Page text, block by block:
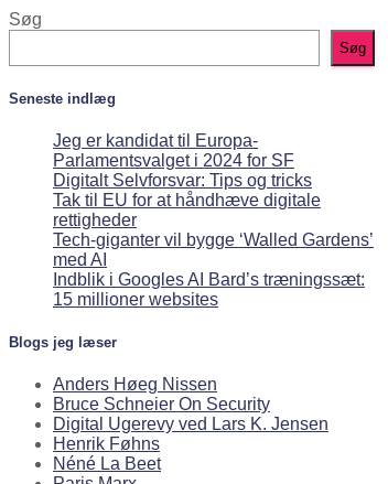
Søg
Søg
Seneste indlæg
Jeg er kandidat til Europa-
Parlamentsvalget i 2024 for SF
Digitalt Selvforsvar: Tips og tricks
Tak til EU for at håndhæve digitale
rettigheder
Tech-giganter vil bygge ‘Walled Gardens’
med AI
Indblik i Googles AI Bard’s træningssæt:
15 millioner websites
Blogs jeg læser
Anders Høeg Nissen
Bruce Schneier On Security
Digital Ugerevy ved Lars K. Jensen
Henrik Føhns
Néné La Beet